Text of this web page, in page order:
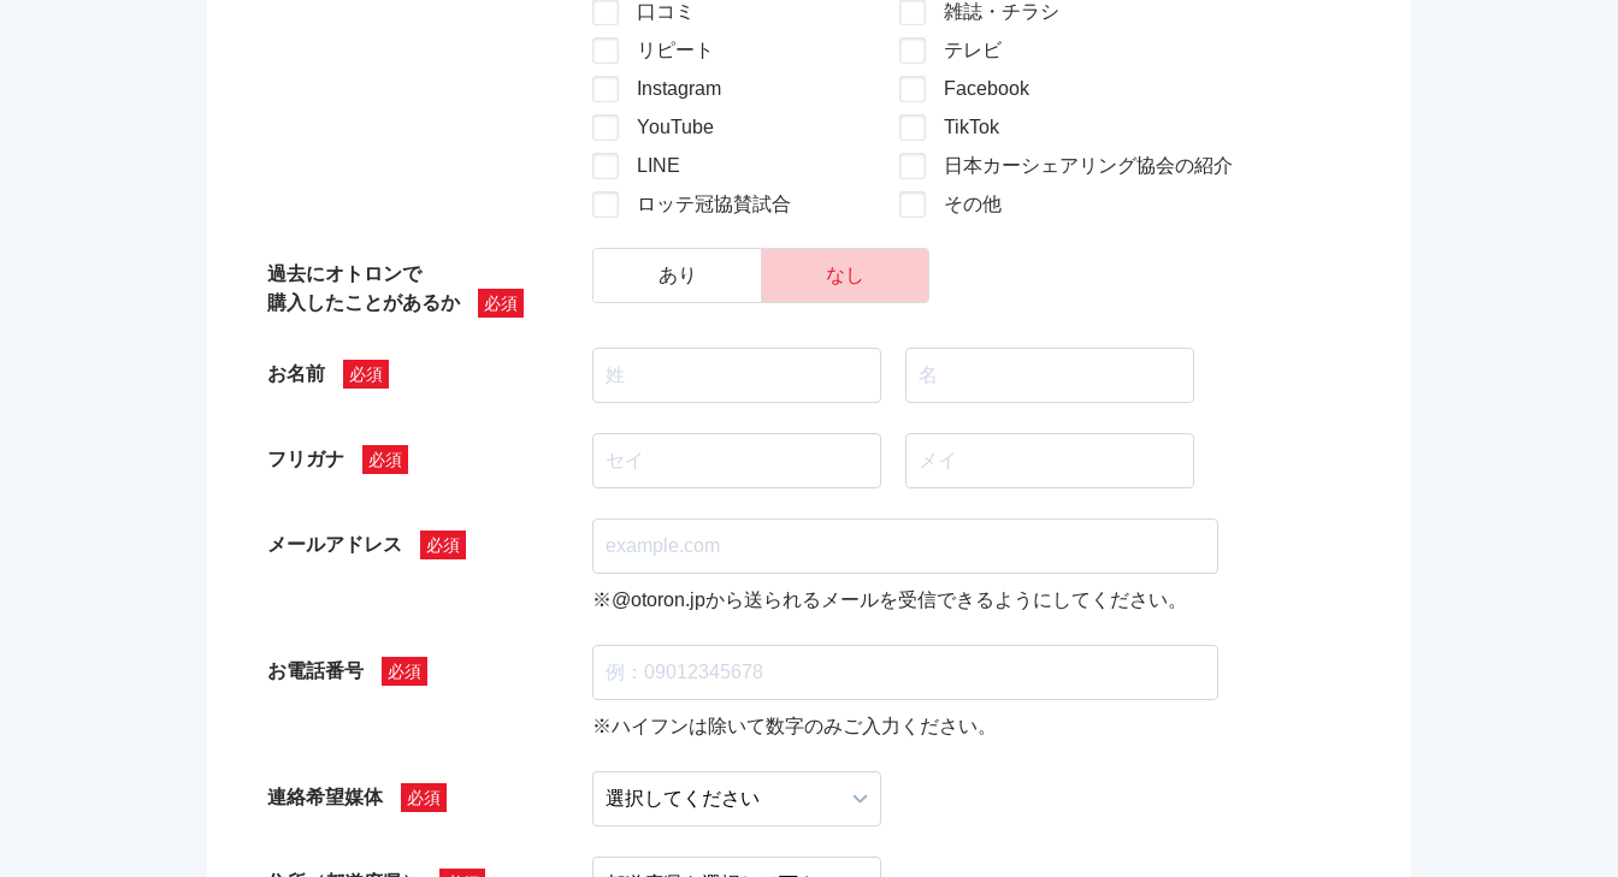
口コミ
雑誌・チラシ
リピート
テレビ
Instagram
Facebook
YouTube
TikTok
LINE
日本カーシェアリング協会の紹介
ロッテ冠協賛試合
その他
過去にオトロンで
購入したことがあるか
あり なし
お名前
フリガナ
メールアドレス
※@otoron.jpから送られるメールを受信できるようにしてください。
お電話番号
※ハイフンは除いて数字のみご入力ください。
連絡希望媒体